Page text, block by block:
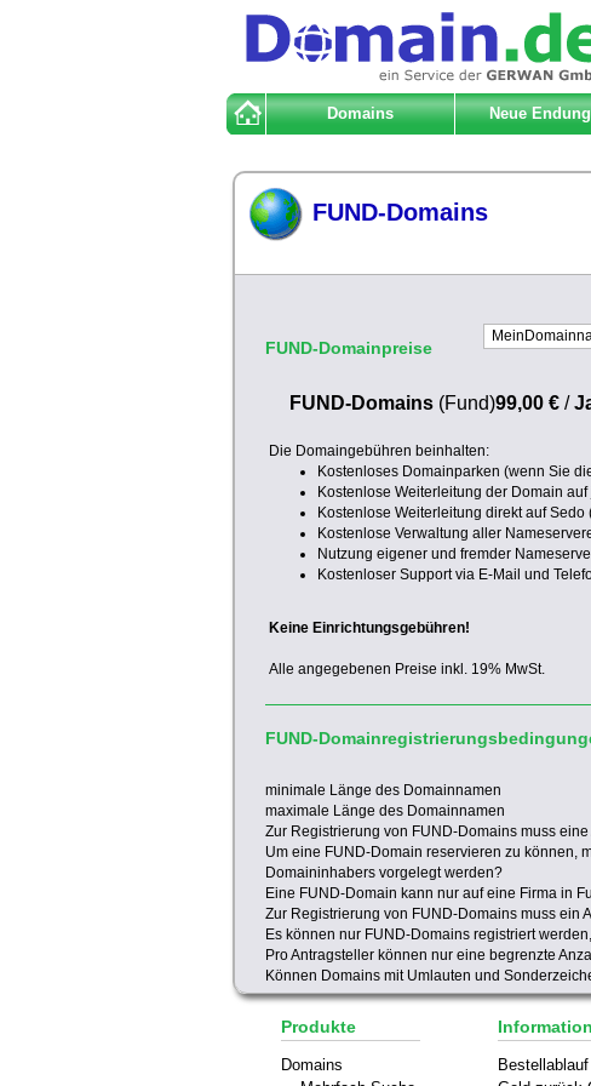
Domains Neue
FUND-Domains
FUND-Domainpreise
FUND-Domains (Fund)99,00 € /
Die Domaingebühren beinhalten:
Kostenloses Domainparken (wenn Sie
Kostenlose Weiterleitung der Domain
Kostenlose Weiterleitung direkt auf Sedo
Kostenlose Verwaltung aller
Nutzung eigener und fremder
Kostenloser Support via E-Mail und
Keine Einrichtungsgebühren!
Alle angegebenen Preise inkl. 19% MwSt.
FUND-
minimale Länge des Domainnamen
maximale Länge des Domainnamen
Zur Registrierung von FUND-Domains muss
Um eine FUND-Domain reservieren zu können,
Domaininhabers vorgelegt werden?
Eine FUND-Domain kann nur auf eine Firma in
Zur Registrierung von FUND-Domains muss ein
Es können nur FUND-Domains registriert
Pro Antragsteller können nur eine begrenzte
Können Domains mit Umlauten und
Produkte
Domains
Bestellablauf